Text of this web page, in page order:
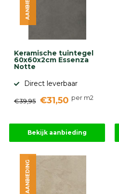
Keramische tuintegel
60x60x2cm Essenza
Notte
Direct leverbaar
€39,95 €31,50 per m2
Bekijk aanbieding
AANBIEDING